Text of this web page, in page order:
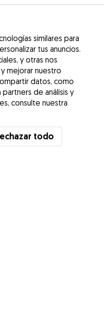
similares para
tus anuncios.
y otras nos
mejorar nuestro
datos, como
de análisis y
consulte nuestra
todo